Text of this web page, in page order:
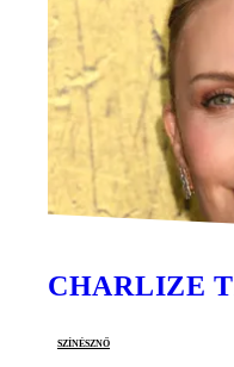
CHARLIZE
színésznő